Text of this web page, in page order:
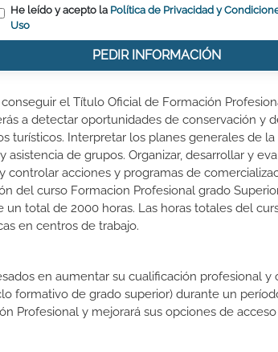
He leído y acepto la Política de Privacidad y
Uso
PEDIR INFORMACIÓN
el Título Oficial de Formación
a detectar oportunidades de conservación y
turísticos. Interpretar los planes generales de
de grupos. Organizar, desarrollar y
controlar acciones y programas de
del curso Formacion Profesional grado
un total de 2000 horas. Las horas totales del
en centros de trabajo.
en aumentar su cualificación profesional y
formativo de grado superior) durante un
Profesional y mejorará sus opciones de